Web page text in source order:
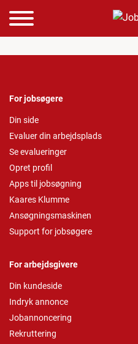
For jobsøgere
Din side
Evaluer din arbejdsplads
Se evalueringer
Opret profil
Apps til jobsøgning
Kaares Klumme
Ansøgningsmaskinen
Support for jobsøgere
For arbejdsgivere
Din kundeside
Indryk annonce
Jobannoncering
Rekruttering